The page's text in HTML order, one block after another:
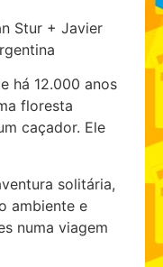
Stur + Javier
há 12.000 anos
floresta
caçador. Ele
solitária,
ambiente e
numa viagem